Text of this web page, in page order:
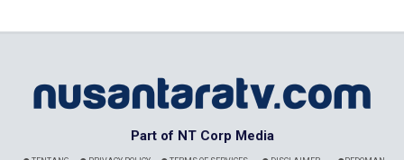
Part of NT Corp Media